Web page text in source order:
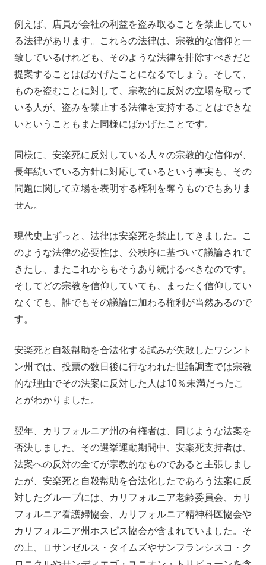
例えば、店員が会社の利益を盗み取ることを禁止してい
る法律があります。これらの法律は、宗教的な信仰と一
致しているけれども、そのような法律を排除すべきだと
提案することはばかげたことになるでしょう。そして、
ものを盗むことに対して、宗教的に反対の立場を取って
いる人が、盗みを禁止する法律を支持することはできな
いということもまた同様にばかげたことです。
同様に、安楽死に反対している人々の宗教的な信仰が、
長年続いている方針に対応しているという事実も、その
問題に関して立場を表明する権利を奪うものでもありま
せん。
現代史上ずっと、法律は安楽死を禁止してきました。こ
のような法律の必要性は、公秩序に基づいて議論されて
きたし、またこれからもそうあり続けるべきなのです。
そしてどの宗教を信仰していても、まったく信仰してい
なくても、誰でもその議論に加わる権利が当然あるので
す。
安楽死と自殺幇助を合法化する試みが失敗したワシント
ン州では、投票の数日後に行なわれた世論調査では宗教
的な理由でその法案に反対した人は10％未満だったこ
とがわかりました。
翌年、カリフォルニア州の有権者は、同じような法案を
否決しました。その選挙運動期間中、安楽死支持者は、
法案への反対の全てが宗教的なものであると主張しまし
たが、安楽死と自殺幇助を合法化したであろう法案に反
対したグループには、カリフォルニア老齢委員会、カリ
フォルニア看護婦協会、カリフォルニア精神科医協会や
カリフォルニア州ホスピス協会が含まれていました。そ
の上、ロサンゼルス・タイムズやサンフランシスコ・ク